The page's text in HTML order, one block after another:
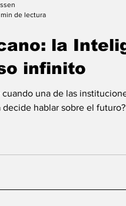
la
infinito
una de las
decide hablar sobre el futuro?
de lectura